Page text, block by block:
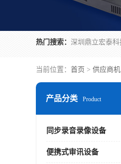
热门搜索：
当前位置： 首页 > 供应商机
产品分类 Product
同步录音录像设备
便携式审讯设备